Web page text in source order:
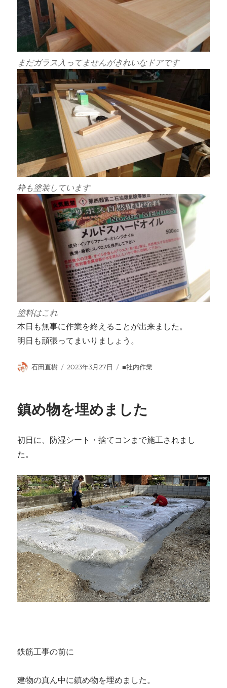
まだガラス入ってませんがきれいなドアです
枠も塗装しています
塗料はこれ
本日も無事に作業を終えることが出来ました。
明日も頑張ってまいりましょう。
投
石田直樹
投
2023年3月27日
カ
ー
■社内作業
鎮め物を埋めました
初日に、防湿シート・捨てコンまで施工されまし
た。
鉄筋工事の前に
建物の真ん中に鎮め物を埋めました。